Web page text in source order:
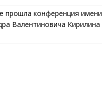
прошла конференция имени
Валентиновича Кирилина